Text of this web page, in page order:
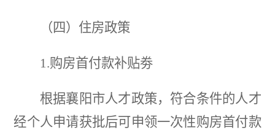
（四）住房政策
1.购房首付款补贴劵
根据襄阳市人才政策，符合条件的人才
经个人申请获批后可申领一次性购房首付款